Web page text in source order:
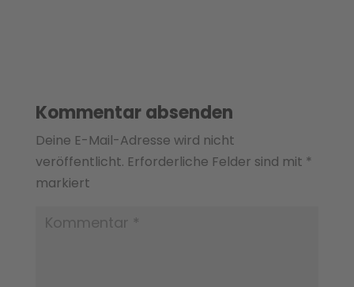
Kommentar absenden
Deine E-Mail-Adresse wird nicht
veröffentlicht. Erforderliche Felder sind mit *
markiert